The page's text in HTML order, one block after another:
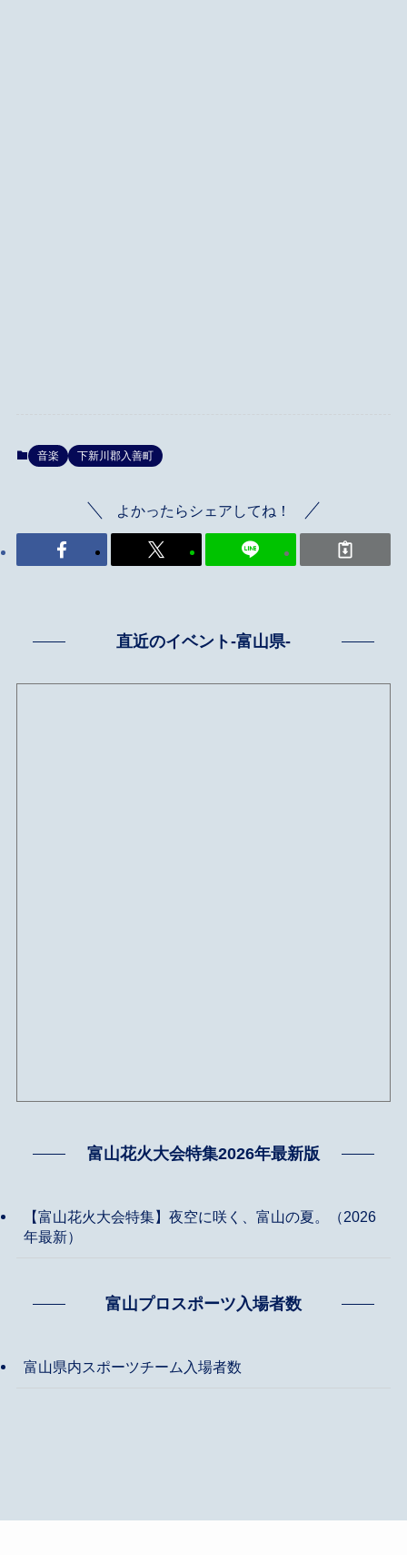
音楽 下新川郡入善町
よかったらシェアしてね！
直近のイベント-富山県-
富山花火大会特集2026年最新版
【富山花火大会特集】夜空に咲く、富山の夏。（2026
年最新）
富山プロスポーツ入場者数
富山県内スポーツチーム入場者数